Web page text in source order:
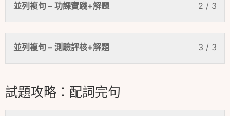
2 / 3
並列複句 – 功課實踐+解題
3 / 3
並列複句 – 測驗評核+解題
試題攻略：配詞完句